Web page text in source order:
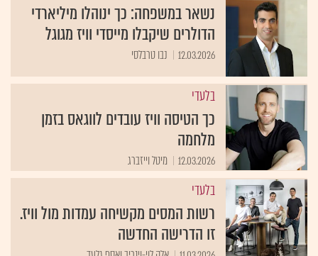
נשאר במשפחה: כך ינוהלו מיליארדי
הדולרים שיקבלו מייסדי וויז מגוגל
12.03.2026 נבו טרבלסי
בלעדי
כך הטיסה וויז עובדים לווגאס בזמן
מלחמה
12.03.2026 מיטל וייזברג
בלעדי
רשות המסים מקשיחה עמדות מול וויז.
זו הדרישה החדשה